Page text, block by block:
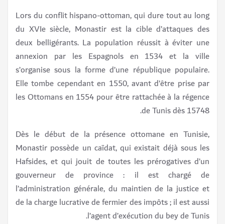
Lors du conflit hispano-ottoman, qui dure tout au long
du XVIe siècle, Monastir est la cible d’attaques des
deux belligérants. La population réussit à éviter une
annexion par les Espagnols en 1534 et la ville
s’organise sous la forme d’une république populaire.
Elle tombe cependant en 1550, avant d’être prise par
les Ottomans en 1554 pour être rattachée à la régence
de Tunis dès 15748.
Dès le début de la présence ottomane en Tunisie,
Monastir possède un caïdat, qui existait déjà sous les
Hafsides, et qui jouit de toutes les prérogatives d’un
gouverneur de province : il est chargé de
l’administration générale, du maintien de la justice et
de la charge lucrative de fermier des impôts ; il est aussi
l’agent d’exécution du bey de Tunis.